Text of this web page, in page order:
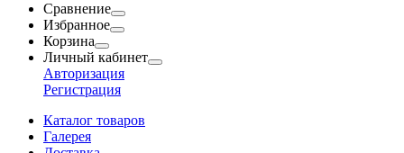
Сравнение
Избранное
Корзина
Личный кабинет
Авторизация
Регистрация
Каталог товаров
Галерея